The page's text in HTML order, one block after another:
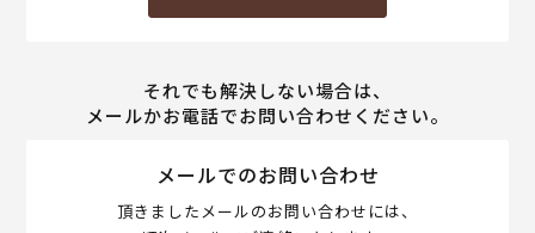
それでも解決しない場合は、
メールかお電話でお問い合わせください。
メールでのお問い合わせ
頂きましたメールのお問い合わせには、